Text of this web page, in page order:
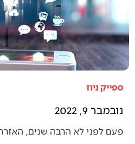
ספייק ניוז
נובמבר 9, 2022
פעם לפני לא הרבה שנים,